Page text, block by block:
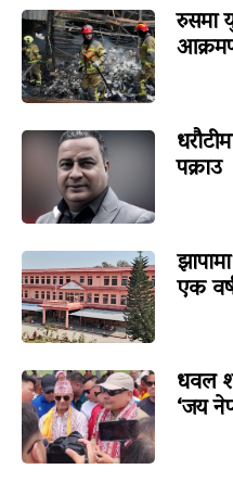
रुसमा
पक्राउ
एक
धवल
‘जय